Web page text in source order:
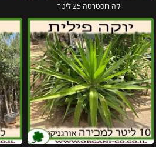
יוקה רוסטרטה 25 ליטר